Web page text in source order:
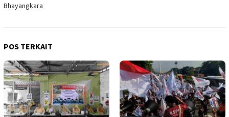
Bhayangkara
POS TERKAIT